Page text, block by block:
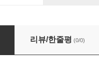
아 비타' 15~16세기의 예
리뷰/한줄평 (0/0)